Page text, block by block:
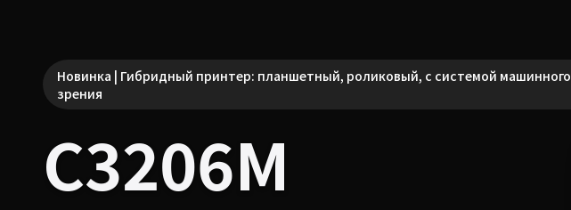
Новинка | Гибридный принтер: планшетный, роликовый, с системой машинного
зрения
C3206M